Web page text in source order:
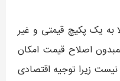
به یک پکیچ قیمتی و غیر
اصلاح قیمت امکان
نیست زیرا توجیه اقتصادی